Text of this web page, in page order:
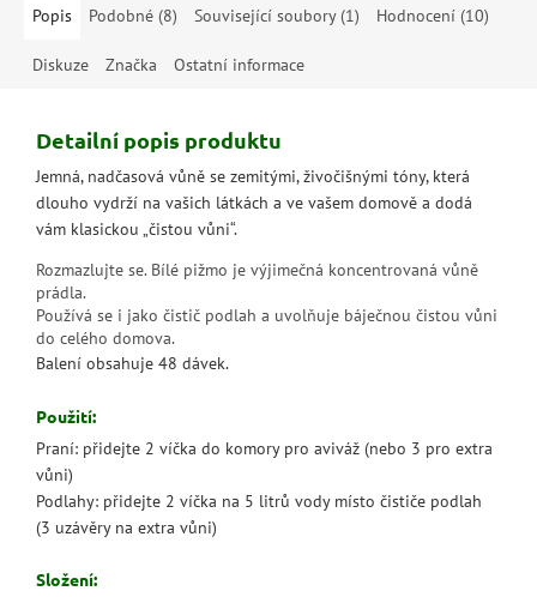
Popis Podobné (8) Související soubory (1) Hodnocení (10)
Diskuze Značka Ostatní informace
Detailní popis produktu
Jemná, nadčasová vůně se zemitými, živočišnými tóny, která
dlouho vydrží na vašich látkách a ve vašem domově a dodá
vám klasickou „čistou vůni“.
Rozmazlujte se. Bílé pižmo je výjimečná koncentrovaná vůně
prádla.
Používá se i jako čistič podlah a uvolňuje báječnou čistou vůni
do celého domova.
Balení obsahuje 48 dávek.
Použití:
Praní: přidejte 2 víčka do komory pro aviváž (nebo 3 pro extra
vůni)
Podlahy: přidejte 2 víčka na 5 litrů vody místo čističe podlah
(3 uzávěry na extra vůni)
Složení: